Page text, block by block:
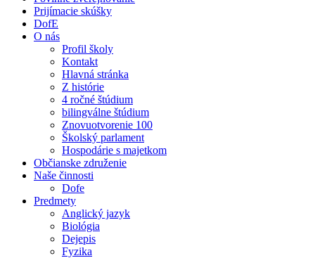
Prijímacie skúšky
DofE
O nás
Profil školy
Kontakt
Hlavná stránka
Z histórie
4 ročné štúdium
bilingválne štúdium
Znovuotvorenie 100
Školský parlament
Hospodárie s majetkom
Občianske združenie
Naše činnosti
Dofe
Predmety
Anglický jazyk
Biológia
Dejepis
Fyzika